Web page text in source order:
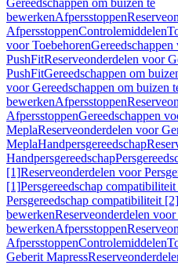
Gereedschappen om buizen te
bewerkenAfpersstoppen
AfpersstoppenControlemiddelen
voor Toebehoren
PushFitReserveonderdelen voor
PushFitGereedschappen om
voor Gereedschappen om buizen
bewerkenAfpersstoppen
AfpersstoppenGereedschappen
MeplaReserveonderdelen voor
MeplaHandpersgereedschap
Handpersgereedschap
[1]Reserveonderdelen voor
[1]Persgereedschap
Persgereedschap compatibiliteit [2]
bewerkenReserveonderdelen
bewerkenAfpersstoppen
AfpersstoppenControlemiddelen
Geberit Mapress